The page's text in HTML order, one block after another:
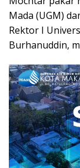
Mada (UGM)
Rektor I
Burhanuddin,